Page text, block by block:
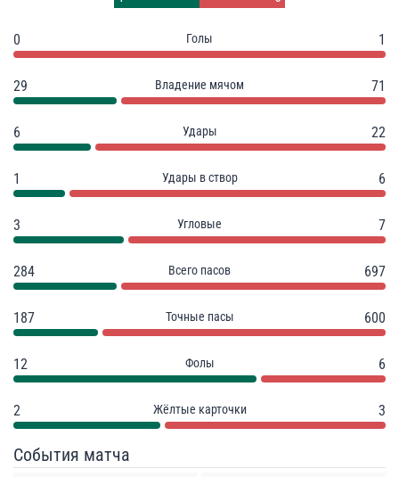
0 Голы 1
29 Владение мячом 71
6 Удары 22
1 Удары в створ 6
3 Угловые 7
284 Всего пасов 697
187 Точные пасы 600
12 Фолы 6
2 Жёлтые карточки 3
События матча